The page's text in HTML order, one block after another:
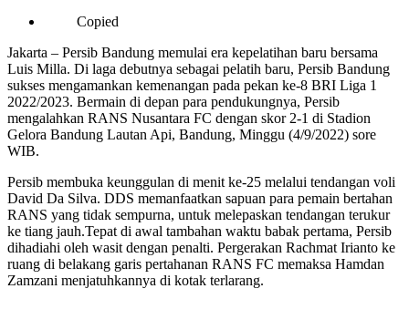
Copied
Jakarta – Persib Bandung memulai era kepelatihan baru bersama
Luis Milla. Di laga debutnya sebagai pelatih baru, Persib Bandung
sukses mengamankan kemenangan pada pekan ke-8 BRI Liga 1
2022/2023. Bermain di depan para pendukungnya, Persib
mengalahkan RANS Nusantara FC dengan skor 2-1 di Stadion
Gelora Bandung Lautan Api, Bandung, Minggu (4/9/2022) sore
WIB.
Persib membuka keunggulan di menit ke-25 melalui tendangan voli
David Da Silva. DDS memanfaatkan sapuan para pemain bertahan
RANS yang tidak sempurna, untuk melepaskan tendangan terukur
ke tiang jauh.Tepat di awal tambahan waktu babak pertama, Persib
dihadiahi oleh wasit dengan penalti. Pergerakan Rachmat Irianto ke
ruang di belakang garis pertahanan RANS FC memaksa Hamdan
Zamzani menjatuhkannya di kotak terlarang.